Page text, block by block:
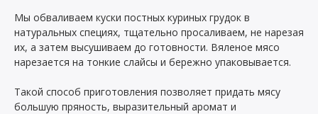
Мы обваливаем куски постных куриных грудок в
натуральных специях, тщательно просаливаем, не нарезая
их, а затем высушиваем до готовности. Вяленое мясо
нарезается на тонкие слайсы и бережно упаковывается.
Такой способ приготовления позволяет придать мясу
большую пряность, выразительный аромат и